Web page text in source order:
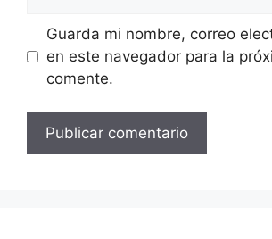
Guarda mi nombre, correo
en este navegador para la
comente.